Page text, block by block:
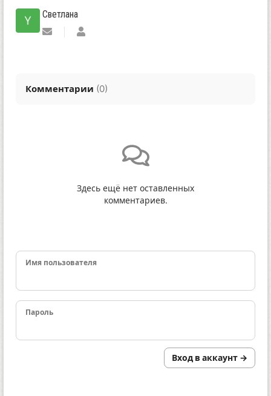
Светлана
ПодписатьсяСветлана
Комментарии (0)
Здесь ещё нет оставленных
комментариев.
Имя пользователя
Пароль
Вход в аккаунт →